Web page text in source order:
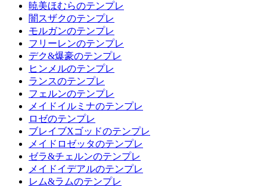
暁美ほむらのテンプレ
闇スザクのテンプレ
モルガンのテンプレ
フリーレンのテンプレ
デク&爆豪のテンプレ
ヒンメルのテンプレ
ランスのテンプレ
フェルンのテンプレ
メイドイルミナのテンプレ
ロゼのテンプレ
ブレイブXゴッドのテンプレ
メイドロゼッタのテンプレ
ゼラ&チェルンのテンプレ
メイドイデアルのテンプレ
レム&ラムのテンプレ